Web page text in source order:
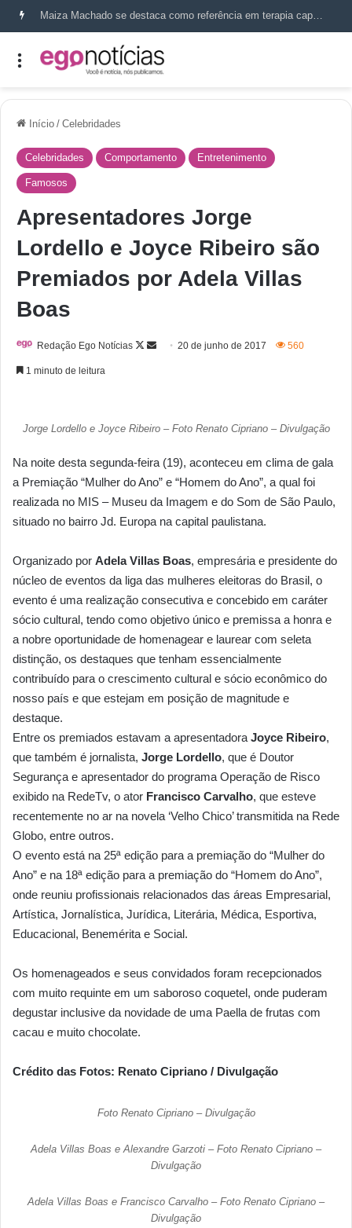
Maiza Machado se destaca como referência em terapia capilar e saúde do couro cabeludo
Início / Celebridades
Celebridades Comportamento Entretenimento
Famosos
Apresentadores Jorge
Lordello e Joyce Ribeiro são
Premiados por Adela Villas
Boas
Redação Ego Notícias 20 de junho de 2017 560
1 minuto de leitura
Jorge Lordello e Joyce Ribeiro – Foto Renato Cipriano – Divulgação
Na noite desta segunda-feira (19), aconteceu em clima de gala
a Premiação “Mulher do Ano” e “Homem do Ano”, a qual foi
realizada no MIS – Museu da Imagem e do Som de São Paulo,
situado no bairro Jd. Europa na capital paulistana.
Organizado por Adela Villas Boas, empresária e presidente do
núcleo de eventos da liga das mulheres eleitoras do Brasil, o
evento é uma realização consecutiva e concebido em caráter
sócio cultural, tendo como objetivo único e premissa a honra e
a nobre oportunidade de homenagear e laurear com seleta
distinção, os destaques que tenham essencialmente
contribuído para o crescimento cultural e sócio econômico do
nosso país e que estejam em posição de magnitude e
destaque.
Entre os premiados estavam a apresentadora Joyce Ribeiro,
que também é jornalista, Jorge Lordello, que é Doutor
Segurança e apresentador do programa Operação de Risco
exibido na RedeTv, o ator Francisco Carvalho, que esteve
recentemente no ar na novela ‘Velho Chico’ transmitida na Rede
Globo, entre outros.
O evento está na 25ª edição para a premiação do “Mulher do
Ano” e na 18ª edição para a premiação do “Homem do Ano”,
onde reuniu profissionais relacionados das áreas Empresarial,
Artística, Jornalística, Jurídica, Literária, Médica, Esportiva,
Educacional, Benemérita e Social.
Os homenageados e seus convidados foram recepcionados
com muito requinte em um saboroso coquetel, onde puderam
degustar inclusive da novidade de uma Paella de frutas com
cacau e muito chocolate.
Crédito das Fotos: Renato Cipriano / Divulgação
Foto Renato Cipriano – Divulgação
Adela Villas Boas e Alexandre Garzoti – Foto Renato Cipriano –
Divulgação
Adela Villas Boas e Francisco Carvalho – Foto Renato Cipriano –
Divulgação